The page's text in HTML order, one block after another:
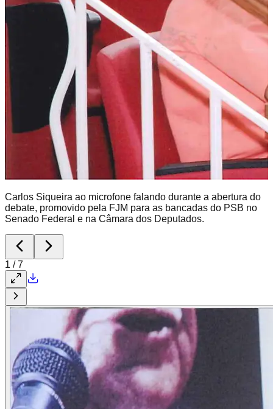
Carlos Siqueira ao microfone falando durante a abertura do
debate, promovido pela FJM para as bancadas do PSB no
Senado Federal e na Câmara dos Deputados.
1 / 7